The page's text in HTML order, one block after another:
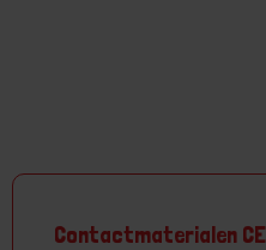
Contactmaterialen